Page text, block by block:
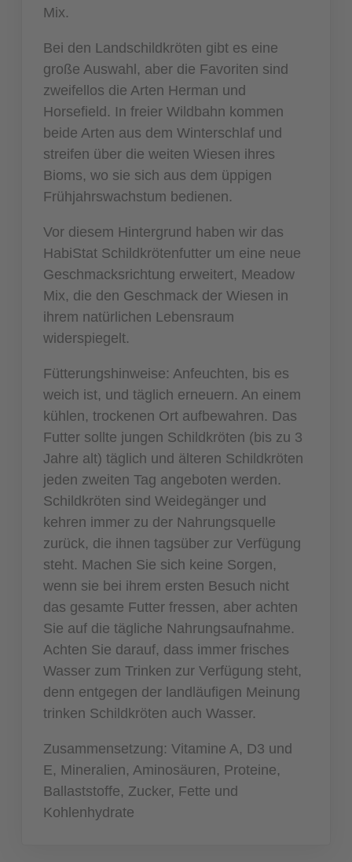
Mix.
Bei den Landschildkröten gibt es eine
große Auswahl, aber die Favoriten sind
zweifellos die Arten Herman und
Horsefield. In freier Wildbahn kommen
beide Arten aus dem Winterschlaf und
streifen über die weiten Wiesen ihres
Bioms, wo sie sich aus dem üppigen
Frühjahrswachstum bedienen.
Vor diesem Hintergrund haben wir das
HabiStat Schildkrötenfutter um eine neue
Geschmacksrichtung erweitert, Meadow
Mix, die den Geschmack der Wiesen in
ihrem natürlichen Lebensraum
widerspiegelt.
Fütterungshinweise: Anfeuchten, bis es
weich ist, und täglich erneuern. An einem
kühlen, trockenen Ort aufbewahren. Das
Futter sollte jungen Schildkröten (bis zu 3
Jahre alt) täglich und älteren Schildkröten
jeden zweiten Tag angeboten werden.
Schildkröten sind Weidegänger und
kehren immer zu der Nahrungsquelle
zurück, die ihnen tagsüber zur Verfügung
steht. Machen Sie sich keine Sorgen,
wenn sie bei ihrem ersten Besuch nicht
das gesamte Futter fressen, aber achten
Sie auf die tägliche Nahrungsaufnahme.
Achten Sie darauf, dass immer frisches
Wasser zum Trinken zur Verfügung steht,
denn entgegen der landläufigen Meinung
trinken Schildkröten auch Wasser.
Zusammensetzung: Vitamine A, D3 und
E, Mineralien, Aminosäuren, Proteine,
Ballaststoffe, Zucker, Fette und
Kohlenhydrate